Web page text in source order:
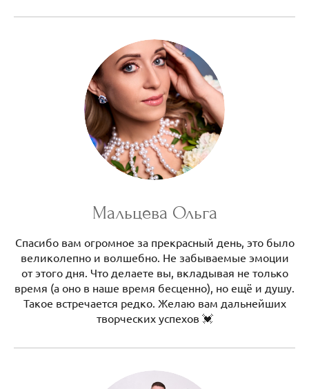
Мальцева Ольга
Спасибо вам огромное за прекрасный день, это было
великолепно и волшебно. Не забываемые эмоции
от этого дня. Что делаете вы, вкладывая не только
время (а оно в наше время бесценно), но ещё и душу.
Такое встречается редко. Желаю вам дальнейших
творческих успехов 💓